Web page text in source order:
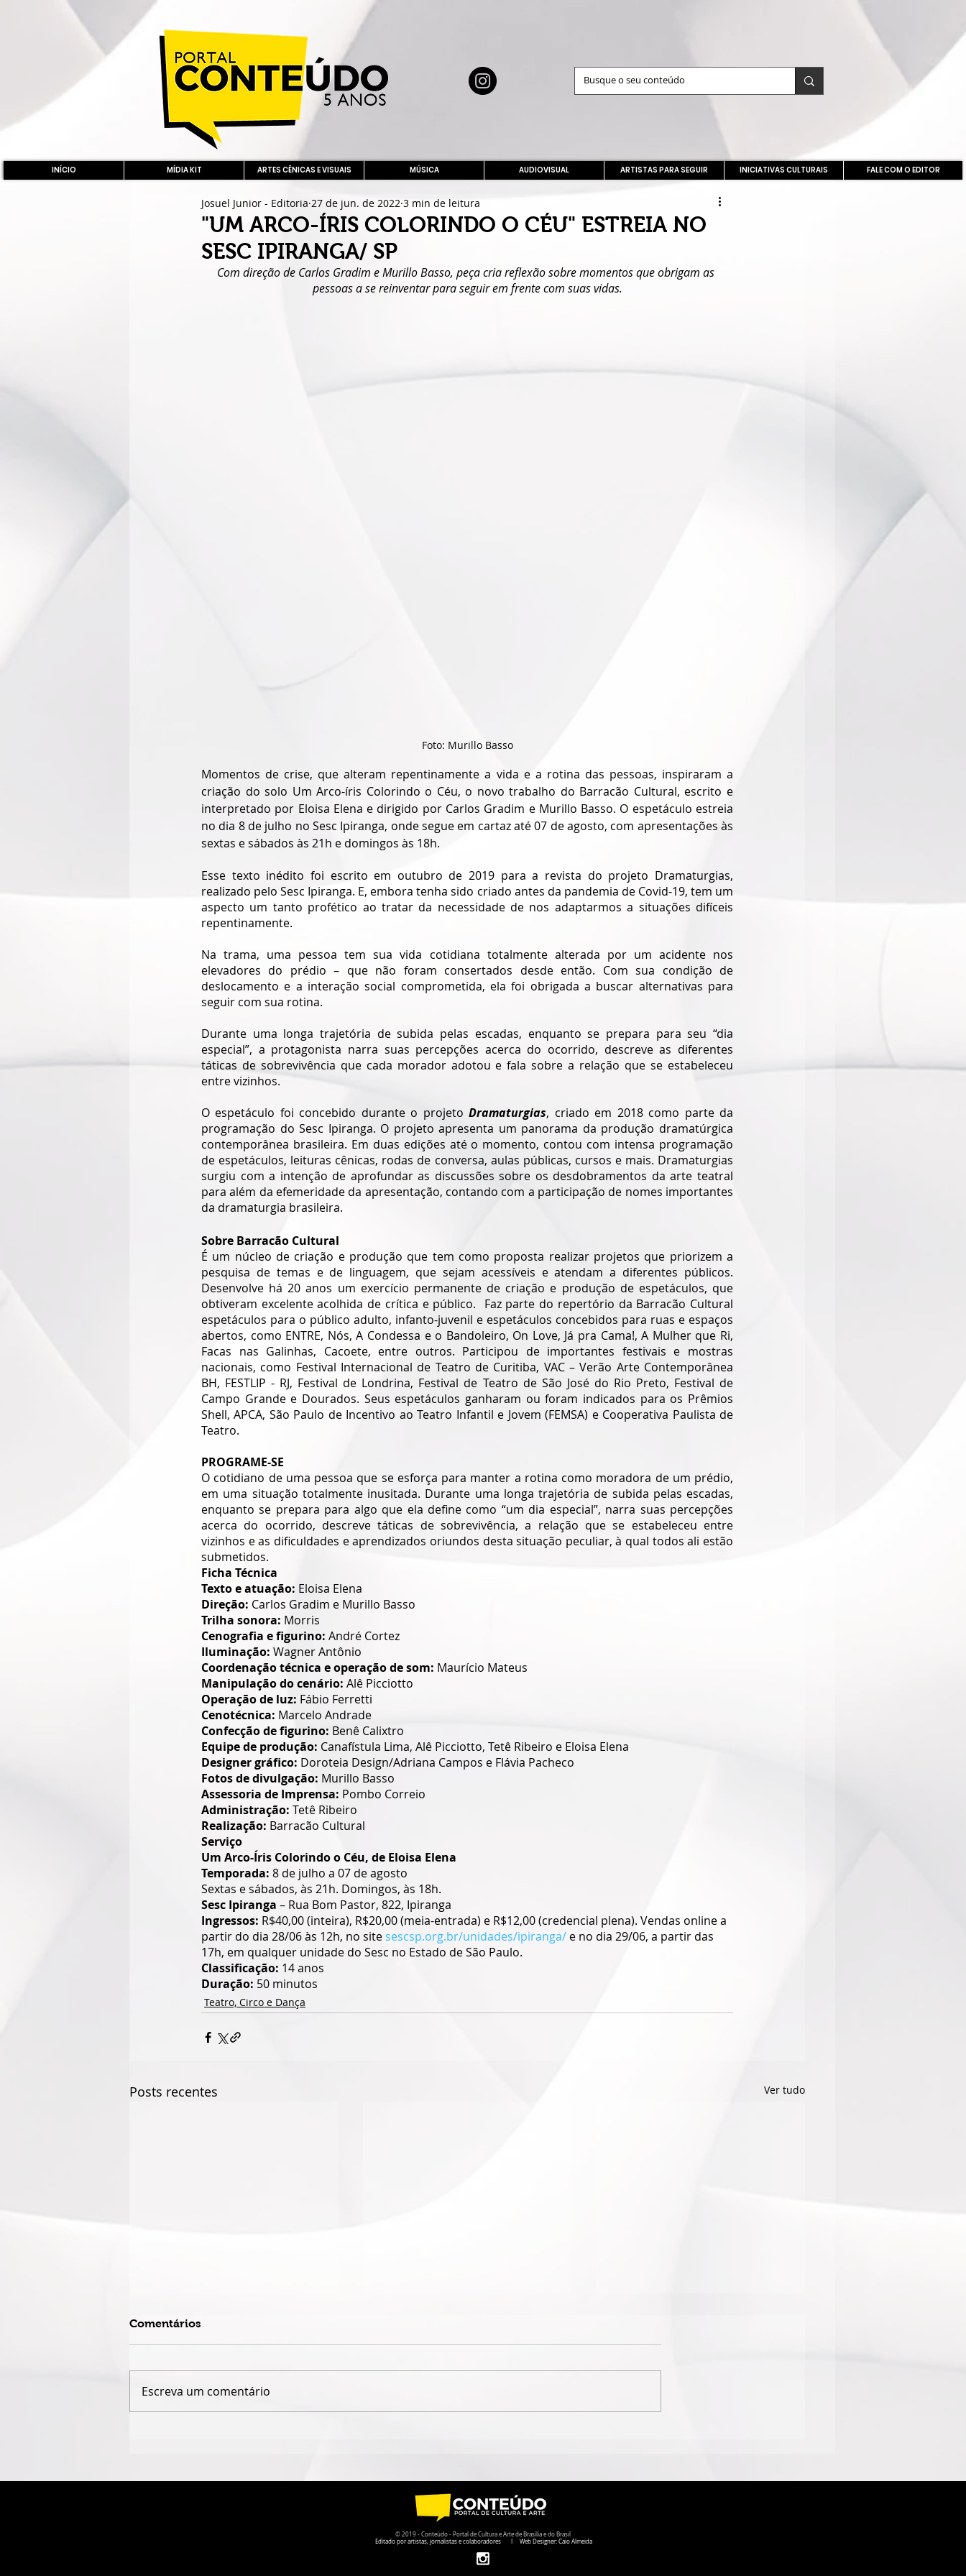
INÍCIO MÍDIA KIT ARTES CÊNICAS E VISUAIS MÚSICA AUDIOVISUAL ARTISTAS PARA SEGUIR INICIATIVAS CULTURAIS FALE COM O EDITOR
"UM ARCO-ÍRIS COLORINDO O CÉU" ESTREIA NO
SESC IPIRANGA/ SP
Josuel Junior - Editoria 27 de jun. de 2022 3 min de leitura
Com direção de Carlos Gradim e Murillo Basso, peça cria reflexão sobre momentos que obrigam as
pessoas a se reinventar para seguir em frente com suas vidas.
Foto: Murillo Basso
Momentos de crise, que alteram repentinamente a vida e a rotina das pessoas, inspiraram a
criação do solo Um Arco-íris Colorindo o Céu, o novo trabalho do Barracão Cultural, escrito e
interpretado por Eloisa Elena e dirigido por Carlos Gradim e Murillo Basso. O espetáculo estreia
no dia 8 de julho no Sesc Ipiranga, onde segue em cartaz até 07 de agosto, com apresentações às
sextas e sábados às 21h e domingos às 18h.
Esse texto inédito foi escrito em outubro de 2019 para a revista do projeto Dramaturgias,
realizado pelo Sesc Ipiranga. E, embora tenha sido criado antes da pandemia de Covid-19, tem um
aspecto um tanto profético ao tratar da necessidade de nos adaptarmos a situações difíceis
repentinamente.
Na trama, uma pessoa tem sua vida cotidiana totalmente alterada por um acidente nos
elevadores do prédio – que não foram consertados desde então. Com sua condição de
deslocamento e a interação social comprometida, ela foi obrigada a buscar alternativas para
seguir com sua rotina.
Durante uma longa trajetória de subida pelas escadas, enquanto se prepara para seu “dia
especial”, a protagonista narra suas percepções acerca do ocorrido, descreve as diferentes
táticas de sobrevivência que cada morador adotou e fala sobre a relação que se estabeleceu
entre vizinhos.
O espetáculo foi concebido durante o projeto Dramaturgias, criado em 2018 como parte da
programação do Sesc Ipiranga. O projeto apresenta um panorama da produção dramatúrgica
contemporânea brasileira. Em duas edições até o momento, contou com intensa programação
de espetáculos, leituras cênicas, rodas de conversa, aulas públicas, cursos e mais. Dramaturgias
surgiu com a intenção de aprofundar as discussões sobre os desdobramentos da arte teatral
para além da efemeridade da apresentação, contando com a participação de nomes importantes
da dramaturgia brasileira.
Sobre Barracão Cultural
É um núcleo de criação e produção que tem como proposta realizar projetos que priorizem a
pesquisa de temas e de linguagem, que sejam acessíveis e atendam a diferentes públicos.
Desenvolve há 20 anos um exercício permanente de criação e produção de espetáculos, que
obtiveram excelente acolhida de crítica e público.  Faz parte do repertório da Barracão Cultural
espetáculos para o público adulto, infanto-juvenil e espetáculos concebidos para ruas e espaços
abertos, como ENTRE, Nós, A Condessa e o Bandoleiro, On Love, Já pra Cama!, A Mulher que Ri,
Facas nas Galinhas, Cacoete, entre outros. Participou de importantes festivais e mostras
nacionais, como Festival Internacional de Teatro de Curitiba, VAC – Verão Arte Contemporânea
BH, FESTLIP - RJ, Festival de Londrina, Festival de Teatro de São José do Rio Preto, Festival de
Campo Grande e Dourados. Seus espetáculos ganharam ou foram indicados para os Prêmios
Shell, APCA, São Paulo de Incentivo ao Teatro Infantil e Jovem (FEMSA) e Cooperativa Paulista de
Teatro.
PROGRAME-SE
O cotidiano de uma pessoa que se esforça para manter a rotina como moradora de um prédio,
em uma situação totalmente inusitada. Durante uma longa trajetória de subida pelas escadas,
enquanto se prepara para algo que ela define como “um dia especial”, narra suas percepções
acerca do ocorrido, descreve táticas de sobrevivência, a relação que se estabeleceu entre
vizinhos e as dificuldades e aprendizados oriundos desta situação peculiar, à qual todos ali estão
submetidos.
Ficha Técnica
Texto e atuação: Eloisa Elena
Direção: Carlos Gradim e Murillo Basso
Trilha sonora: Morris
Cenografia e figurino: André Cortez
Iluminação: Wagner Antônio
Coordenação técnica e operação de som: Maurício Mateus
Manipulação do cenário: Alê Picciotto
Operação de luz: Fábio Ferretti
Cenotécnica: Marcelo Andrade
Confecção de figurino: Benê Calixtro
Equipe de produção: Canafístula Lima, Alê Picciotto, Tetê Ribeiro e Eloisa Elena
Designer gráfico: Doroteia Design/Adriana Campos e Flávia Pacheco
Fotos de divulgação: Murillo Basso
Assessoria de Imprensa: Pombo Correio
Administração: Tetê Ribeiro
Realização: Barracão Cultural
Serviço
Um Arco-Íris Colorindo o Céu, de Eloisa Elena
Temporada: 8 de julho a 07 de agosto
Sextas e sábados, às 21h. Domingos, às 18h.
Sesc Ipiranga – Rua Bom Pastor, 822, Ipiranga
Ingressos: R$40,00 (inteira), R$20,00 (meia-entrada) e R$12,00 (credencial plena). Vendas online a
partir do dia 28/06 às 12h, no site sescsp.org.br/unidades/ipiranga/ e no dia 29/06, a partir das
17h, em qualquer unidade do Sesc no Estado de São Paulo.
Classificação: 14 anos
Duração: 50 minutos
Teatro, Circo e Dança
Posts recentes Ver tudo
AGOSTO
O PRISIONEIRO"
Comentários
Escreva um comentário
© 2019 - Conteúdo - Portal de Cultura e Arte de Brasília e do Brasil
Editado por artistas, jornalistas e colaboradores I Web Designer: Caio Almeida